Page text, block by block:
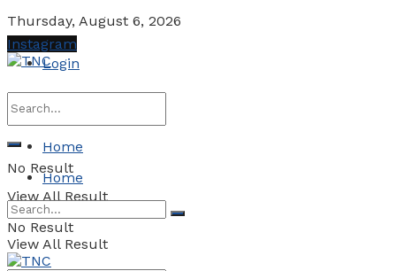
Thursday, August 6, 2026
Login
No Result
View All Result
Instagram
Home
Home
No Result
View All Result